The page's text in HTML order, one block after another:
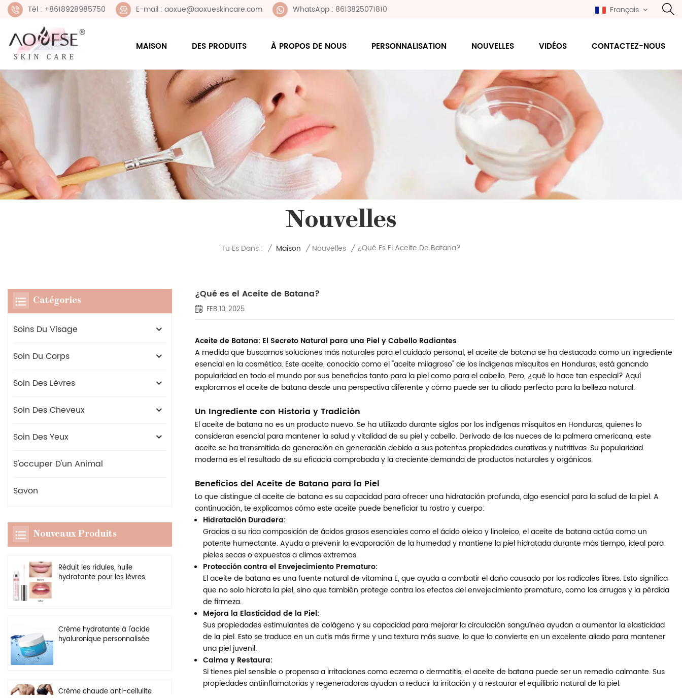
Tél : +8618928985750 E-mail : aoxue@aoxueskincare.com WhatsApp : 8613825071810 Français
MAISON DES PRODUITS À PROPOS DE NOUS PERSONNALISATION NOUVELLES VIDÉOS CONTACTEZ-NOUS
Nouvelles
Tu Es Dans : / Maison / Nouvelles / ¿Qué Es El Aceite De Batana?
¿Qué es el Aceite de Batana?
FEB 10, 2025
Aceite de Batana: El Secreto Natural para una Piel y Cabello Radiantes
A medida que buscamos soluciones más naturales para el cuidado personal, el aceite de batana se ha destacado como un ingrediente
esencial en la cosmética. Este aceite, conocido como el "aceite milagroso" de los indígenas misquitos en Honduras, está ganando
popularidad en todo el mundo por sus beneficios tanto para la piel como para el cabello. Pero, ¿qué lo hace tan especial? Aquí
exploramos el aceite de batana desde una perspectiva diferente y cómo puede ser tu aliado perfecto para la belleza natural.
Un Ingrediente con Historia y Tradición
El aceite de batana no es un producto nuevo. Se ha utilizado durante siglos por los indígenas misquitos en Honduras, quienes lo
consideran esencial para mantener la salud y vitalidad de su piel y cabello. Derivado de las nueces de la palmera americana, este
aceite se ha transmitido de generación en generación debido a sus potentes propiedades curativas y nutritivas. Su popularidad
moderna es el resultado de su eficacia comprobada y la creciente demanda de productos naturales y orgánicos.
Beneficios del Aceite de Batana para la Piel
Lo que distingue al aceite de batana es su capacidad para ofrecer una hidratación profunda, algo esencial para la salud de la piel. A
continuación, te explicamos cómo este aceite puede beneficiar tu rostro y cuerpo:
Hidratación Duradera:
Gracias a su rica composición de ácidos grasos esenciales como el ácido oleico y linoleico, el aceite de batana actúa como un
potente humectante. Ayuda a prevenir la evaporación de la humedad y mantiene la piel hidratada durante más tiempo, ideal para
pieles secas o expuestas a climas extremos.
Protección contra el Envejecimiento Prematuro:
El aceite de batana es una fuente natural de vitamina E, que ayuda a combatir el daño causado por los radicales libres. Esto significa
que no solo hidrata la piel, sino que también protege contra los efectos del envejecimiento prematuro, como las arrugas y la pérdida
de firmeza.
Mejora la Elasticidad de la Piel:
Sus propiedades estimulantes de colágeno y su capacidad para mejorar la circulación sanguínea ayudan a aumentar la elasticidad
de la piel. Esto se traduce en un cutis más firme y una textura más suave, lo que lo convierte en un excelente aliado para mantener
una piel juvenil.
Calma y Restaura:
Si tienes piel sensible o propensa a irritaciones como eczema o dermatitis, el aceite de batana puede ser un remedio calmante. Sus
propiedades antiinflamatorias y regeneradoras ayudan a reducir la irritación y a restaurar el equilibrio natural de la piel.
Catégories
Soins Du Visage
Soin Du Corps
Soin Des Lèvres
Soin Des Cheveux
Soin Des Yeux
S'occuper D'un Animal
Savon
Nouveaux Produits
Réduit les ridules, huile
hydratante pour les lèvres,
Crème hydratante à l'acide
hyaluronique personnalisée
Crème chaude anti-cellulite